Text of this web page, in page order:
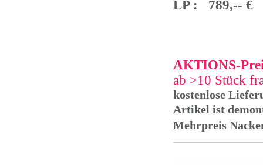
LP : 789,-- €
AKTIONS-
ab >10 Stück
kostenlose
Artikel ist
Mehrpreis